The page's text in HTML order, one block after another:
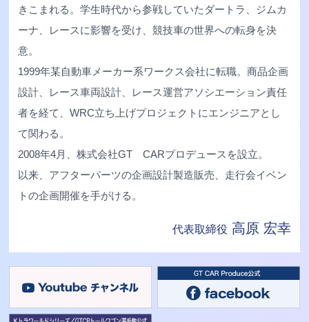
きこまれる。学生時代から参戦していたダートラ、ジムカ
ーナ、レースに影響を受け、競技車の世界への転身を決
意。
1999年某自動車メーカー系ワークス会社に転職。商品企画
設計、レース車両設計、レース運営アソシエーション責任
者を経て、WRC立ち上げプロジェクトにエンジニアとし
て関わる。
2008年4月、株式会社GT CARプロデュースを設立。
以来、アフターパーツの企画設計製造販売、走行会イベン
トの企画開催を手がける。
代表取締役 高原 宏幸